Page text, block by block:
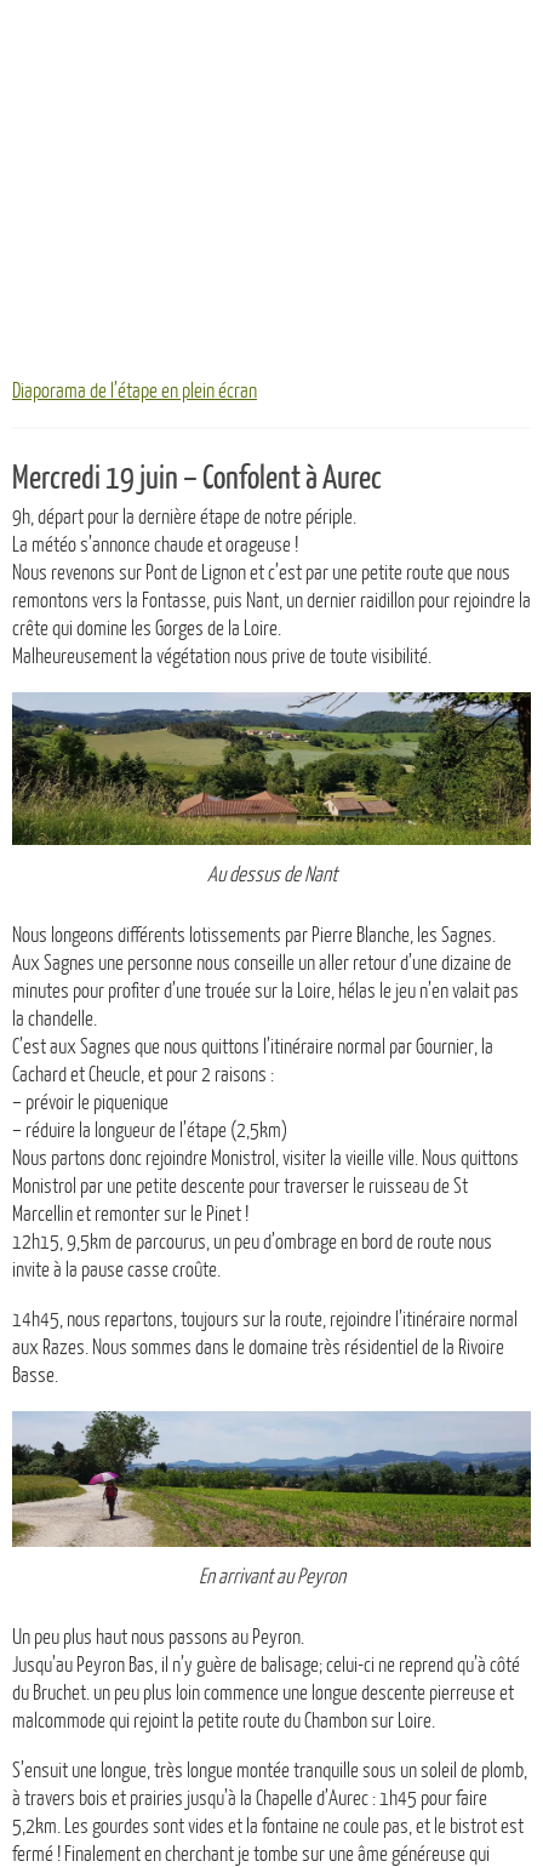
Diaporama de l’étape en plein écran
Mercredi 19 juin – Confolent à Aurec
9h, départ pour la dernière étape de notre périple.
La météo s’annonce chaude et orageuse !
Nous revenons sur Pont de Lignon et c’est par une petite route que nous
remontons vers la Fontasse, puis Nant, un dernier raidillon pour rejoindre la
crête qui domine les Gorges de la Loire.
Malheureusement la végétation nous prive de toute visibilité.
Au dessus de Nant
Nous longeons différents lotissements par Pierre Blanche, les Sagnes.
Aux Sagnes une personne nous conseille un aller retour d’une dizaine de
minutes pour profiter d’une trouée sur la Loire, hélas le jeu n’en valait pas
la chandelle.
C’est aux Sagnes que nous quittons l’itinéraire normal par Gournier, la
Cachard et Cheucle, et pour 2 raisons :
– prévoir le piquenique
– réduire la longueur de l’étape (2,5km)
Nous partons donc rejoindre Monistrol, visiter la vieille ville. Nous quittons
Monistrol par une petite descente pour traverser le ruisseau de St
Marcellin et remonter sur le Pinet !
12h15, 9,5km de parcourus, un peu d’ombrage en bord de route nous
invite à la pause casse croûte.
14h45, nous repartons, toujours sur la route, rejoindre l’itinéraire normal
aux Razes. Nous sommes dans le domaine très résidentiel de la Rivoire
Basse.
En arrivant au Peyron
Un peu plus haut nous passons au Peyron.
Jusqu’au Peyron Bas, il n’y guère de balisage; celui-ci ne reprend qu’à côté
du Bruchet. un peu plus loin commence une longue descente pierreuse et
malcommode qui rejoint la petite route du Chambon sur Loire.
S’ensuit une longue, très longue montée tranquille sous un soleil de plomb,
à travers bois et prairies jusqu’à la Chapelle d’Aurec : 1h45 pour faire
5,2km. Les gourdes sont vides et la fontaine ne coule pas, et le bistrot est
fermé ! Finalement en cherchant je tombe sur une âme généreuse qui